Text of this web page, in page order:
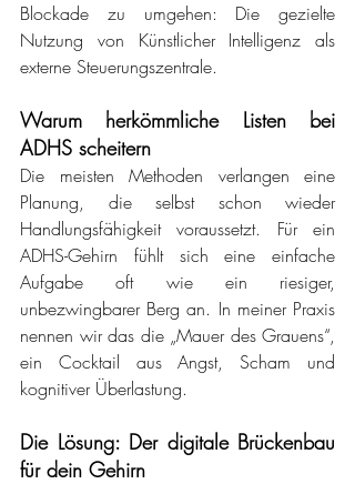
Blockade zu umgehen: Die gezielte
Nutzung von Künstlicher Intelligenz als
externe Steuerungszentrale.
Warum herkömmliche Listen bei
ADHS scheitern
Die meisten Methoden verlangen eine
Planung, die selbst schon wieder
Handlungsfähigkeit voraussetzt. Für ein
ADHS-Gehirn fühlt sich eine einfache
Aufgabe oft wie ein riesiger,
unbezwingbarer Berg an. In meiner Praxis
nennen wir das die „Mauer des Grauens“,
ein Cocktail aus Angst, Scham und
kognitiver Überlastung.
Die Lösung: Der digitale Brückenbau
für dein Gehirn